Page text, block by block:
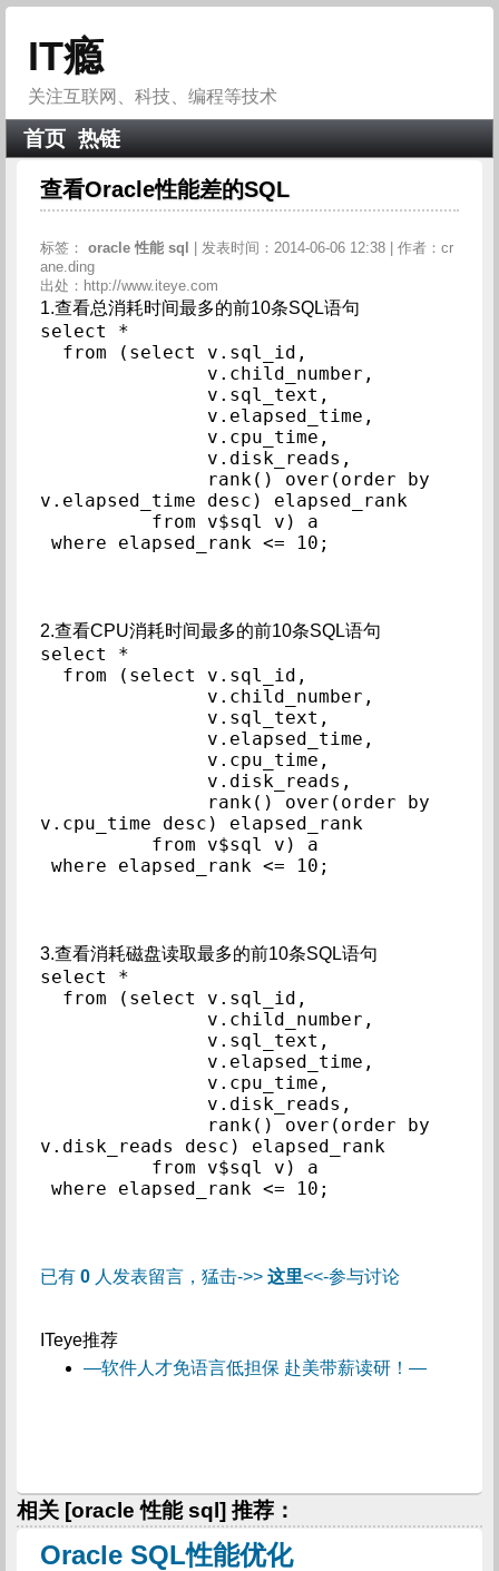
IT瘾
关注互联网、科技、编程等技术
首页 热链
查看Oracle性能差的SQL
标签： oracle性能 sql
| 发表时间：2014-06-06 12:38 | 作者：cr
ane.ding
出处：http://www.iteye.com
1.查看总消耗时间最多的前10条SQL语句
select *
v.elapsed_time desc) elapsed_rank
2.查看CPU消耗时间最多的前10条SQL语句
select *
v.cpu_time desc) elapsed_rank
3.查看消耗磁盘读取最多的前10条SQL语句
select *
v.disk_reads desc) elapsed_rank
已有 0人发表留言，猛击->> 这里<<-参与讨论
ITeye推荐
—软件人才免语言低担保 赴美带薪读研！—
相关 [oracle 性能 sql] 推荐：
Oracle SQL性能优化